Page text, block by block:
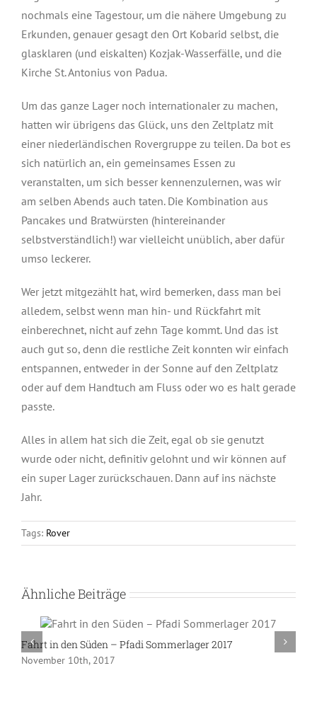
nochmals eine Tagestour, um die nähere Umgebung zu
Erkunden, genauer gesagt den Ort Kobarid selbst, die
glasklaren (und eiskalten) Kozjak-Wasserfälle, und die
Kirche St. Antonius von Padua.
Um das ganze Lager noch internationaler zu machen,
hatten wir übrigens das Glück, uns den Zeltplatz mit
einer niederländischen Rovergruppe zu teilen. Da bot es
sich natürlich an, ein gemeinsames Essen zu
veranstalten, um sich besser kennenzulernen, was wir
am selben Abends auch taten. Die Kombination aus
Pancakes und Bratwürsten (hintereinander
selbstverständlich!) war vielleicht unüblich, aber dafür
umso leckerer.
Wer jetzt mitgezählt hat, wird bemerken, dass man bei
alledem, selbst wenn man hin- und Rückfahrt mit
einberechnet, nicht auf zehn Tage kommt. Und das ist
auch gut so, denn die restliche Zeit konnten wir einfach
entspannen, entweder in der Sonne auf den Zeltplatz
oder auf dem Handtuch am Fluss oder wo es halt gerade
passte.
Alles in allem hat sich die Zeit, egal ob sie genutzt
wurde oder nicht, definitiv gelohnt und wir können auf
ein super Lager zurückschauen. Dann auf ins nächste
Jahr.
Tags: Rover
Ähnliche Beiträge
Fahrt in den Süden – Pfadi Sommerlager 2017
November 10th, 2017